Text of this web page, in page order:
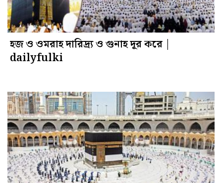
হজ ও ওমরাহ দারিদ্র্য ও গুনাহ দূর করে |
dailyfulki